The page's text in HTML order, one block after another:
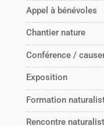
Appel à bénévoles
Chantier nature
Conférence /
Exposition
Formation
Rencontre